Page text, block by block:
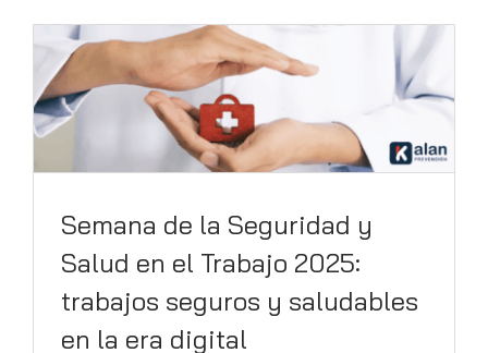
Semana de la Seguridad y
Salud en el Trabajo 2025:
trabajos seguros y saludables
en la era digital